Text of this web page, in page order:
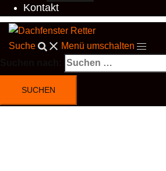
Kontakt
Suche
Menü umschalten